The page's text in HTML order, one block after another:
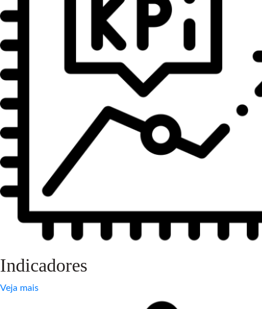
Indicadores
Veja mais